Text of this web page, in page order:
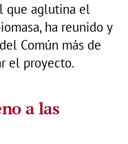
que aglutina el
ha reunido y
Común más de
el proyecto.
a las